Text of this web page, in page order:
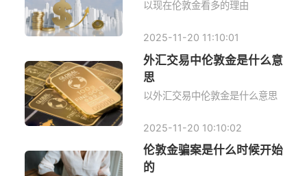
以现在伦敦金看多的理由
2025-11-20 11:10:01
外汇交易中伦敦金是什么意
思
以外汇交易中伦敦金是什么意思
2025-11-20 10:10:02
伦敦金骗案是什么时候开始
的